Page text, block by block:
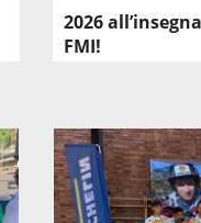
2026
FMI!